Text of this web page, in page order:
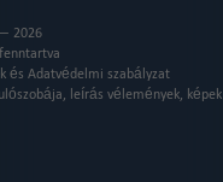
2026
és Adatvédelmi szabályzat
leírás vélemények, képek